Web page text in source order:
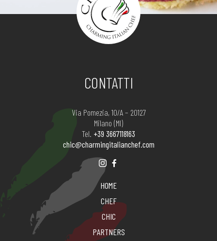
CONTATTI
Via Pomezia, 10/A – 20127
Milano (MI)
Tel. +39 3667118163
chic@charmingitalianchef.com
HOME
CHEF
CHIC
PARTNERS